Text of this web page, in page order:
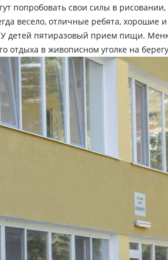
попробовать свои силы в рисовании,
весело, отличные ребята, хорошие
У детей пятиразовый прием пищи.
отдыха в живописном уголке на